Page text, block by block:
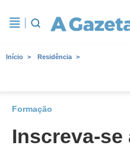
Início Residência
Formação
Inscreva-se